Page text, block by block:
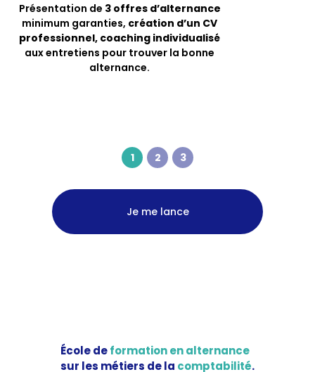
Présentation de 3 offres d’alternance
minimum garanties, création d’un CV
professionnel, coaching individualisé
aux entretiens pour trouver la bonne
alternance.
1 2 3
Je me lance
École deformation en alternance
sur les métiers de la comptabilité.